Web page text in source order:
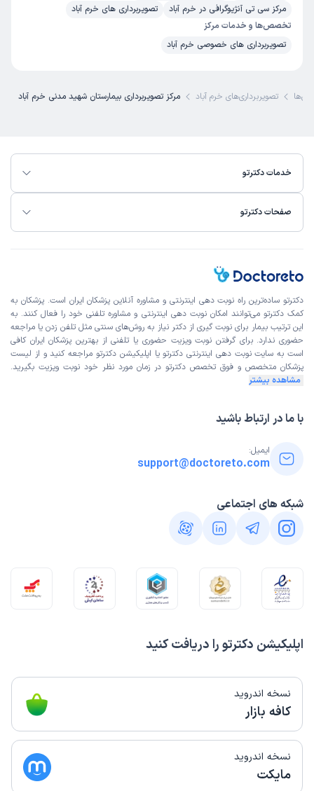
مرکز سی تی آنژیوگرافی در خرم آباد
تصویربرداری های خرم آباد
تخصص‌ها و خدمات مرکز
تصویربرداری های خصوصی خرم آباد
تصویربرداری‌های خرم آباد مرکز تصویربرداری بیمارستان شهید مدنی خرم آباد
خدمات دکترتو
صفحات دکترتو
اپلیکیشن دکترتو را دریافت کنید
نسخه اندروید
کافه بازار
نسخه اندروید
مایکت
دکترتو ساده‌ترین راه نوبت‌ دهی اینترنتی و مشاوره آنلاین پزشکان ایران است. پزشکان به
کمک دکترتو می‌توانند امکان نوبت دهی اینترنتی و مشاوره تلفنی خود را فعال کنند. به
این ترتیب بیمار برای نوبت گیری از دکتر نیاز به روش‌های سنتی مثل تلفن زدن یا مراجعه
حضوری ندارد. برای گرفتن نوبت ویزیت حضوری یا تلفنی از بهترین پزشکان ایران کافی
است به سایت نوبت دهی اینترنتی دکترتو یا اپلیکیشن دکترتو مراجعه کنید و از لیست
پزشکان متخصص و فوق تخصص دکترتو در زمان مورد نظر خود نوبت ویزیت بگیرید.
مشاهده بیشتر
با ما در ارتباط باشید
ایمیل:
support@doctoreto.com
شبکه های اجتماعی